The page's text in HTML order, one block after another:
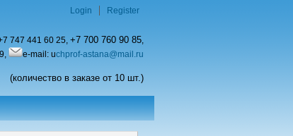
747 441 60 25, +7 700 760 90 85,
e-mail: uchprof-astana@mail.ru
(количество в заказе от 10 шт.)
Login Register